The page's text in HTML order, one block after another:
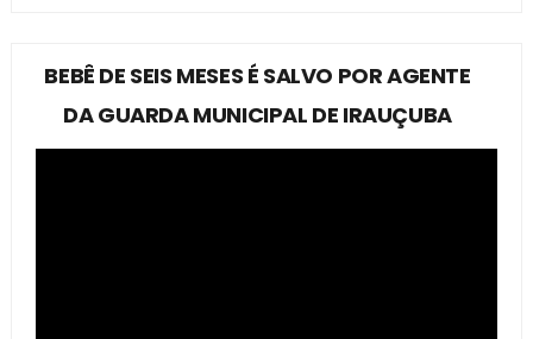
BEBÊ DE SEIS MESES É SALVO POR AGENTE
DA GUARDA MUNICIPAL DE IRAUÇUBA